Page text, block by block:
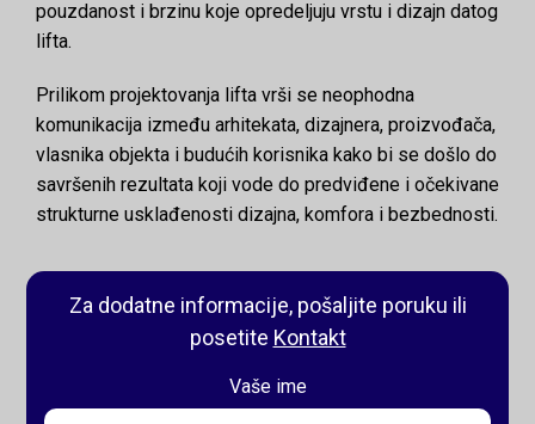
Za dodatne informacije, pošaljite poruku ili
posetite Kontakt
Vaše ime
pouzdanost i brzinu koje opredeljuju vrstu i dizajn datog
lifta.
Prilikom projektovanja lifta vrši se neophodna
komunikacija između arhitekata, dizajnera, proizvođača,
vlasnika objekta i budućih korisnika kako bi se došlo do
savršenih rezultata koji vode do predviđene i očekivane
strukturne usklađenosti dizajna, komfora i bezbednosti.